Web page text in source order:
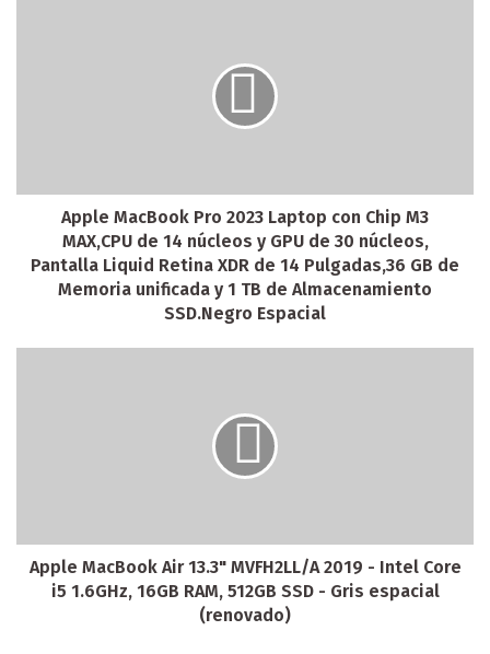
Apple MacBook Pro 2023 Laptop con Chip M3
MAX,CPU de 14 núcleos y GPU de 30 núcleos,
Pantalla Liquid Retina XDR de 14 Pulgadas,36 GB de
Memoria unificada y 1 TB de Almacenamiento
SSD.Negro Espacial
Apple MacBook Air 13.3" MVFH2LL/A 2019 - Intel Core
i5 1.6GHz, 16GB RAM, 512GB SSD - Gris espacial
(renovado)